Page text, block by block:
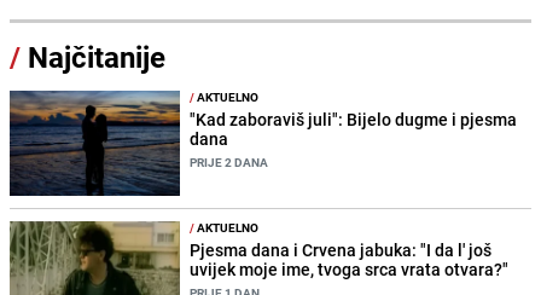
/ Najčitanije
/AKTUELNO
"Kad zaboraviš juli": Bijelo dugme i pjesma
dana
PRIJE 2 DANA
/AKTUELNO
Pjesma dana i Crvena jabuka: "I da l' još
uvijek moje ime, tvoga srca vrata otvara?"